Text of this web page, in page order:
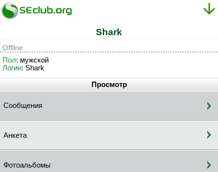
Shark
Offline
Пол: мужской
Логин: Shark
Просмотр
Сообщения
Анкета
Фотоальбомы